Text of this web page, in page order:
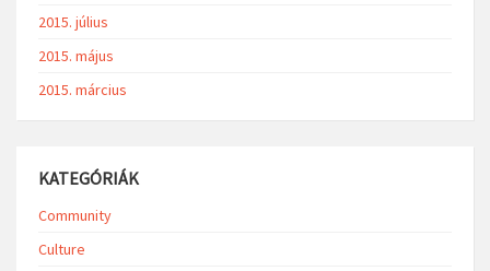
2015. július
2015. május
2015. március
KATEGÓRIÁK
Community
Culture